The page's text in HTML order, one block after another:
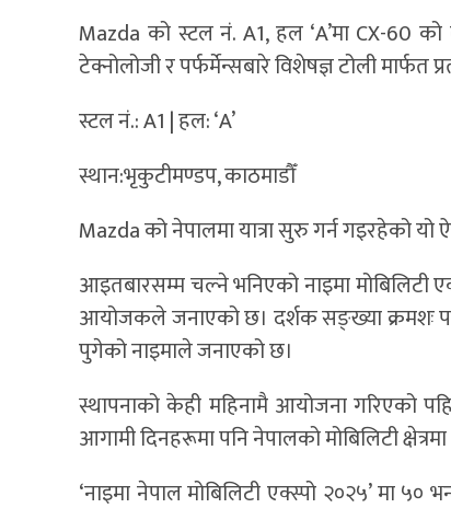
Mazda को स्टल नं. A1, हल ‘A’मा CX-60
टेक्नोलोजी र पर्फर्मेन्सबारे विशेषज्ञ टोली मार्फत
स्टल नं.: A1 | हल: ‘A’
स्थान:भृकुटीमण्डप, काठमाडौँ
Mazda को नेपालमा यात्रा सुरु गर्न गइरहेको यो
आइतबारसम्म चल्ने भनिएको नाइमा मोबिलिटी
आयोजकले जनाएको छ। दर्शक सङ्ख्या क्रमशः
पुगेको नाइमाले जनाएको छ।
स्थापनाको केही महिनामै आयोजना गरिएको
आगामी दिनहरूमा पनि नेपालको मोबिलिटी
‘नाइमा नेपाल मोबिलिटी एक्स्पो २०२५’ मा ५०